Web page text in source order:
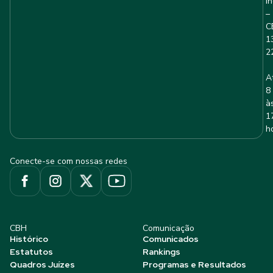
–
8
Conecte-se com nossas redes
CBH
Histórico
Estatutos
Quadros Juízes
Comunicação
Comunicados
Rankings
Programas e Resultados